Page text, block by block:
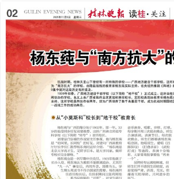
前一版 2025年11月05日